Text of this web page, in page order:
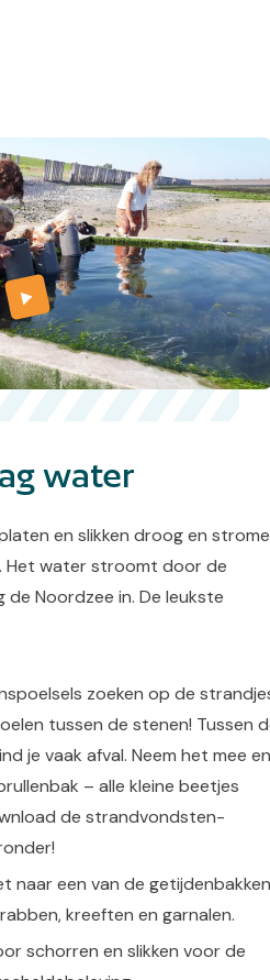
water
en slikken droog en
Het water stroomt door de
Noordzee in. De leukste
zoeken op de
tussen de stenen! Tussen
je vaak afval. Neem het mee
– alle kleine beetjes
de strandvondsten-
naar een van de
kreeften en garnalen.
schorren en slikken voor de